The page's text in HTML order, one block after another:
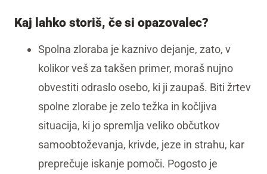
Kaj lahko storiš, če si opazovalec?
Spolna zloraba je kaznivo dejanje, zato, v
kolikor veš za takšen primer, moraš nujno
obvestiti odraslo osebo, ki ji zaupaš. Biti žrtev
spolne zlorabe je zelo težka in kočljiva
situacija, ki jo spremlja veliko občutkov
samoobtoževanja, krivde, jeze in strahu, kar
preprečuje iskanje pomoči. Pogosto je